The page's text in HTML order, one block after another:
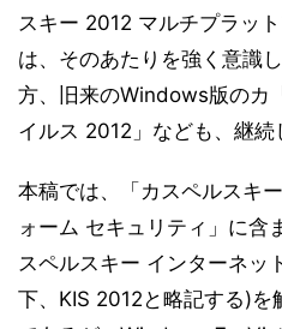
スキー 2012 マルチプラッ
は、そのあたりを強く意識
方、旧来のWindows版のカ
イルス 2012」なども、継続
本稿では、「カスペルスキ
ォーム セキュリティ」に含
スペルスキー インターネッ
下、KIS 2012と略記する)を